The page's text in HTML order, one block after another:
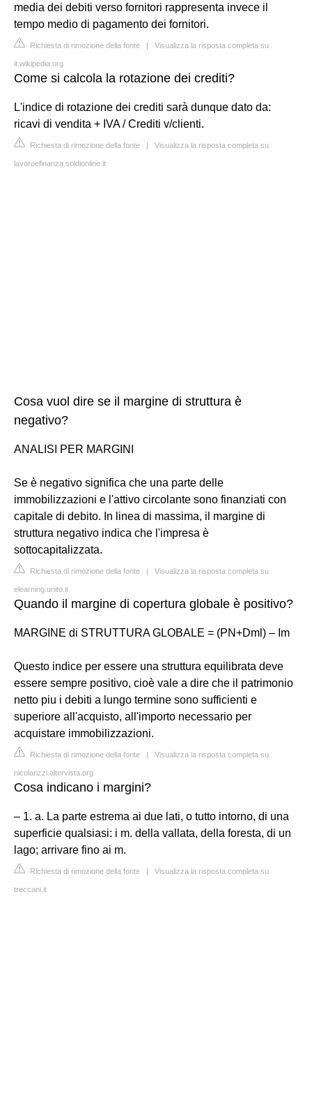
media dei debiti verso fornitori rappresenta invece il
tempo medio di pagamento dei fornitori.
Richiesta di rimozione della fonte | Visualizza la risposta completa su
it.wikipedia.org
Come si calcola la rotazione dei crediti?
L'indice di rotazione dei crediti sarà dunque dato da:
ricavi di vendita + IVA / Crediti v/clienti.
Richiesta di rimozione della fonte | Visualizza la risposta completa su
lavoroefinanza.soldionline.it
Cosa vuol dire se il margine di struttura è
negativo?
ANALISI PER MARGINI
Se è negativo significa che una parte delle
immobilizzazioni e l'attivo circolante sono finanziati con
capitale di debito. In linea di massima, il margine di
struttura negativo indica che l'impresa è
sottocapitalizzata.
Richiesta di rimozione della fonte | Visualizza la risposta completa su
elearning.unito.it
Quando il margine di copertura globale è positivo?
MARGINE di STRUTTURA GLOBALE = (PN+Dml) – Im
Questo indice per essere una struttura equilibrata deve
essere sempre positivo, cioè vale a dire che il patrimonio
netto piu i debiti a lungo termine sono sufficienti e
superiore all'acquisto, all'importo necessario per
acquistare immobilizzazioni.
Richiesta di rimozione della fonte | Visualizza la risposta completa su
nicolarizzi.altervista.org
Cosa indicano i margini?
– 1. a. La parte estrema ai due lati, o tutto intorno, di una
superficie qualsiasi: i m. della vallata, della foresta, di un
lago; arrivare fino ai m.
Richiesta di rimozione della fonte | Visualizza la risposta completa su
treccani.it